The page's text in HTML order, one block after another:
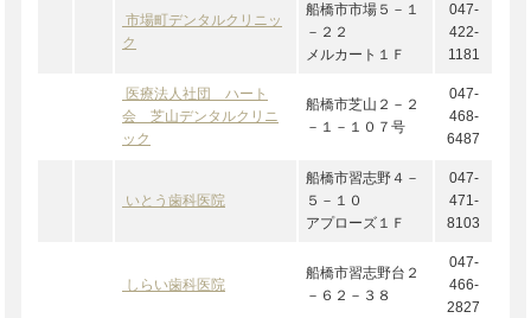
市場町デンタルクリニッ
ク
船橋市市場５－１
－２２
メルカート１Ｆ
047-
422-
1181
医療法人社団 ハート
会 芝山デンタルクリニ
ック
船橋市芝山２－２
－１－１０７号
047-
468-
6487
いとう歯科医院
船橋市習志野４－
５－１０
アプローズ１Ｆ
047-
471-
8103
しらい歯科医院
船橋市習志野台２
－６２－３８
047-
466-
2827